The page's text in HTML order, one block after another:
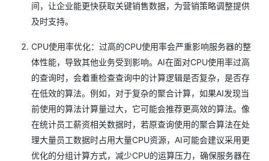
间，让企业能更快获取关键销售数据，为营销策略调整提供
及时支持。
CPU使用率优化：过高的CPU使用率会严重影响服务器的整
体性能，导致其他业务受到影响。AI在面对CPU使用率过高
的查询时，会着重检查查询中的计算逻辑是否复杂，是否存
在低效的算法。例如，对于复杂的聚合计算，如果AI发现当
前使用的算法计算量过大，它可能会推荐更高效的算法。像
在统计员工薪资相关数据时，若原查询使用的聚合算法在处
理大量员工数据时占用大量CPU资源，AI可能会建议采用更
优化的分组计算方式，减少CPU的运算压力，确保服务器在